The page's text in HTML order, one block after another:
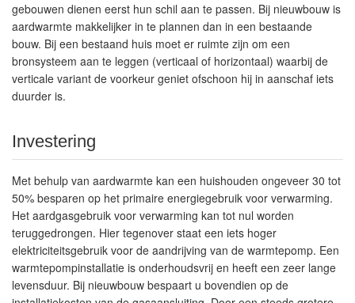
gebouwen dienen eerst hun schil aan te passen. Bij nieuwbouw is
aardwarmte makkelijker in te plannen dan in een bestaande
bouw. Bij een bestaand huis moet er ruimte zijn om een
bronsysteem aan te leggen (verticaal of horizontaal) waarbij de
verticale variant de voorkeur geniet ofschoon hij in aanschaf iets
duurder is.
Investering
Met behulp van aardwarmte kan een huishouden ongeveer 30 tot
50% besparen op het primaire energiegebruik voor verwarming.
Het aardgasgebruik voor verwarming kan tot nul worden
teruggedrongen. Hier tegenover staat een iets hoger
elektriciteitsgebruik voor de aandrijving van de warmtepomp. Een
warmtepompinstallatie is onderhoudsvrij en heeft een zeer lange
levensduur. Bij nieuwbouw bespaart u bovendien op de